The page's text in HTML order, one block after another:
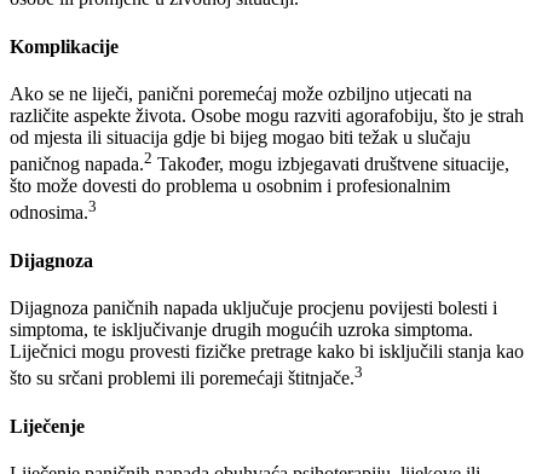
Komplikacije
Ako se ne liječi, panični poremećaj može ozbiljno utjecati na
različite aspekte života. Osobe mogu razviti agorafobiju, što je strah
od mjesta ili situacija gdje bi bijeg mogao biti težak u slučaju
paničnog napada.2 Također, mogu izbjegavati društvene situacije,
što može dovesti do problema u osobnim i profesionalnim
odnosima.3
Dijagnoza
Dijagnoza paničnih napada uključuje procjenu povijesti bolesti i
simptoma, te isključivanje drugih mogućih uzroka simptoma.
Liječnici mogu provesti fizičke pretrage kako bi isključili stanja kao
što su srčani problemi ili poremećaji štitnjače.3
Liječenje